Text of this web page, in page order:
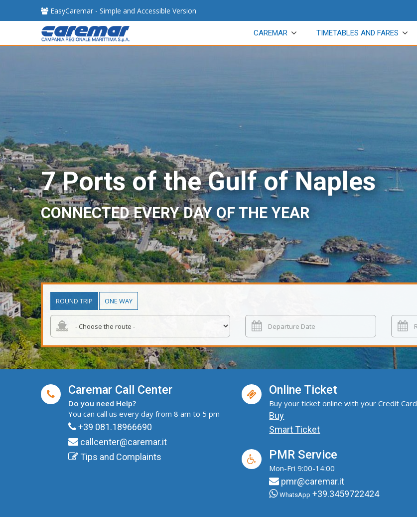
EasyCaremar - Simple and Accessible Version
CAREMAR TIMETABLES AND FARES
7 Ports of the Gulf of Naples
CONNECTED EVERY DAY OF THE YEAR
ROUND TRIP ONE WAY
Caremar Call Center
Do you need Help?
You can call us every day from 8 am to 5 pm
+39 081.18966690
callcenter@caremar.it
Tips and Complaints
Online Ticket
Buy your ticket online with your Credit Card
Buy
Smart Ticket
PMR Service
Mon-Fri 9:00-14:00
pmr@caremar.it
WhatsApp +39.3459722424